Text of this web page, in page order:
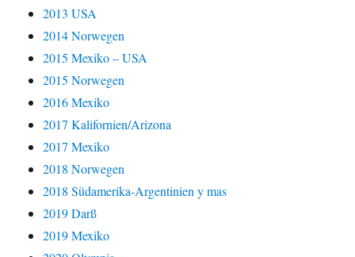
2013 USA
2014 Norwegen
2015 Mexiko – USA
2015 Norwegen
2016 Mexiko
2017 Kalifornien/Arizona
2017 Mexiko
2018 Norwegen
2018 Südamerika-Argentinien y mas
2019 Darß
2019 Mexiko